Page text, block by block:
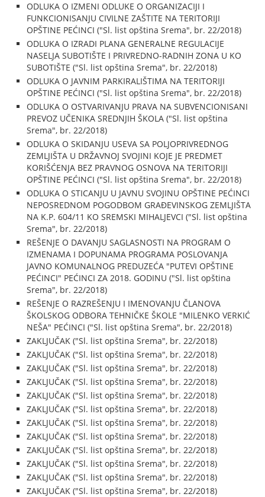
ODLUKA O IZMENI ODLUKE O ORGANIZACIJI I
FUNKCIONISANJU CIVILNE ZAŠTITE NA TERITORIJI
OPŠTINE PEĆINCI ("Sl. list opština Srema", br. 22/2018)
ODLUKA O IZRADI PLANA GENERALNE REGULACIJE
NASELJA SUBOTIŠTE I PRIVREDNO-RADNIH ZONA U KO
SUBOTIŠTE ("Sl. list opština Srema", br. 22/2018)
ODLUKA O JAVNIM PARKIRALIŠTIMA NA TERITORIJI
OPŠTINE PEĆINCI ("Sl. list opština Srema", br. 22/2018)
ODLUKA O OSTVARIVANJU PRAVA NA SUBVENCIONISANI
PREVOZ UČENIKA SREDNJIH ŠKOLA ("Sl. list opština
Srema", br. 22/2018)
ODLUKA O SKIDANJU USEVA SA POLJOPRIVREDNOG
ZEMLJIŠTA U DRŽAVNOJ SVOJINI KOJE JE PREDMET
KORIŠĆENJA BEZ PRAVNOG OSNOVA NA TERITORIJI
OPŠTINE PEĆINCI ("Sl. list opština Srema", br. 22/2018)
ODLUKA O STICANJU U JAVNU SVOJINU OPŠTINE PEĆINCI
NEPOSREDNOM POGODBOM GRAĐEVINSKOG ZEMLJIŠTA
NA K.P. 604/11 KO SREMSKI MIHALJEVCI ("Sl. list opština
Srema", br. 22/2018)
REŠENJE O DAVANJU SAGLASNOSTI NA PROGRAM O
IZMENAMA I DOPUNAMA PROGRAMA POSLOVANJA
JAVNO KOMUNALNOG PREDUZEĆA "PUTEVI OPŠTINE
PEĆINCI" PEĆINCI ZA 2018. GODINU ("Sl. list opština
Srema", br. 22/2018)
REŠENJE O RAZREŠENJU I IMENOVANJU ČLANOVA
ŠKOLSKOG ODBORA TEHNIČKE ŠKOLE "MILENKO VERKIĆ
NEŠA" PEĆINCI ("Sl. list opština Srema", br. 22/2018)
ZAKLJUČAK ("Sl. list opština Srema", br. 22/2018)
ZAKLJUČAK ("Sl. list opština Srema", br. 22/2018)
ZAKLJUČAK ("Sl. list opština Srema", br. 22/2018)
ZAKLJUČAK ("Sl. list opština Srema", br. 22/2018)
ZAKLJUČAK ("Sl. list opština Srema", br. 22/2018)
ZAKLJUČAK ("Sl. list opština Srema", br. 22/2018)
ZAKLJUČAK ("Sl. list opština Srema", br. 22/2018)
ZAKLJUČAK ("Sl. list opština Srema", br. 22/2018)
ZAKLJUČAK ("Sl. list opština Srema", br. 22/2018)
ZAKLJUČAK ("Sl. list opština Srema", br. 22/2018)
ZAKLJUČAK ("Sl. list opština Srema", br. 22/2018)
ZAKLJUČAK ("Sl. list opština Srema", br. 22/2018)